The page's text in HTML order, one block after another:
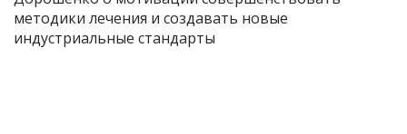
методики лечения и создавать новые
индустриальные стандарты